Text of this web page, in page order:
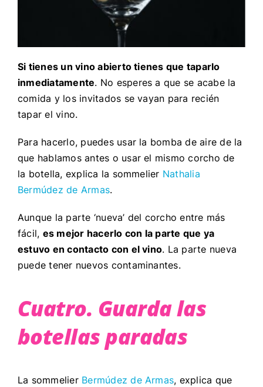
Si tienes un vino abierto tienes que taparlo
inmediatamente. No esperes a que se acabe la
comida y los invitados se vayan para recién
tapar el vino.
Para hacerlo, puedes usar la bomba de aire de la
que hablamos antes o usar el mismo corcho de
la botella, explica la sommelier Nathalia
Bermúdez de Armas.
Aunque la parte ‘nueva’ del corcho entre más
fácil, es mejor hacerlo con la parte que ya
estuvo en contacto con el vino. La parte nueva
puede tener nuevos contaminantes.
Cuatro. Guarda las
botellas paradas
La sommelierBermúdez de Armas, explica que